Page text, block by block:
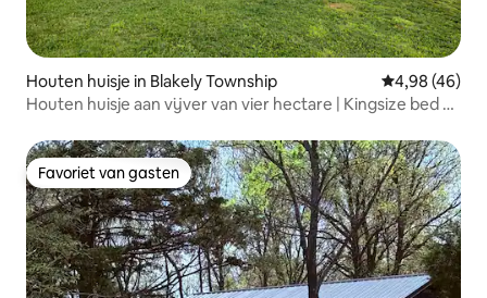
Houten huisje in Blakely Township Gemiddelde
4,98 (46)
Houten huisje aan vijver van vier hectare | Kingsize bed +
Favoriet van gasten
Favoriet van gasten